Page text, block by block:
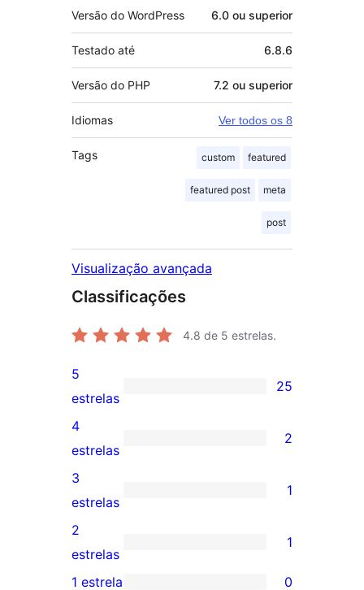
Versão do WordPress 6.0 ou superior
Testado até 6.8.6
Versão do PHP 7.2 ou superior
Idiomas Ver todos os 8
Tags custom featured
featured post meta
post
Visualização avançada
Classificações
4.8 de 5 estrelas.
25
avaliações
com
5
estrelas
5
estrelas
25
2
avaliações
com
4
estrelas
4
estrelas
2
1
avaliação
com
3
3
estrelas
1
1
avaliação
2
estrelas
1
1 estrela 0